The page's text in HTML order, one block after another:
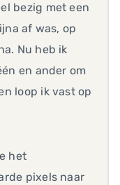
bezig met een
af was, op
Nu heb ik
en ander om
loop ik vast op
het
pixels naar